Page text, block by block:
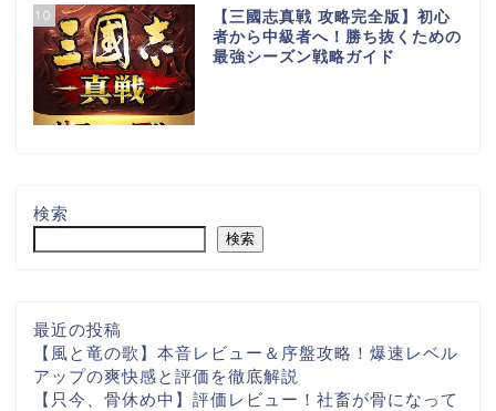
10
【三國志真戦 攻略完全版】初心
者から中級者へ！勝ち抜くための
最強シーズン戦略ガイド
検索
検索
最近の投稿
【風と竜の歌】本音レビュー＆序盤攻略！爆速レベル
アップの爽快感と評価を徹底解説
【只今、骨休め中】評価レビュー！社畜が骨になって